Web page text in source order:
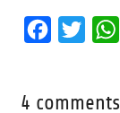
4 comments